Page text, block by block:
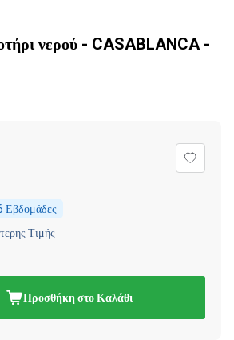
νερού - CASABLANCA -
Εβδομάδες
Τιμής
Προσθήκη στο Καλάθι